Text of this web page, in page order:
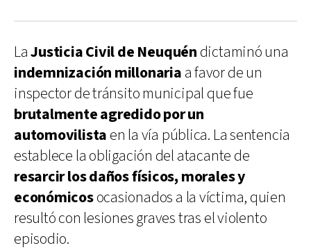
LaJusticia Civil de Neuquén dictaminó una
indemnización millonaria a favor de un
inspector de tránsito municipal que fue
brutalmente agredido por un
automovilista en la vía pública. La sentencia
establece la obligación del atacante de
resarcir los daños físicos, morales y
económicosocasionados a la víctima, quien
resultó con lesiones graves tras el violento
episodio.